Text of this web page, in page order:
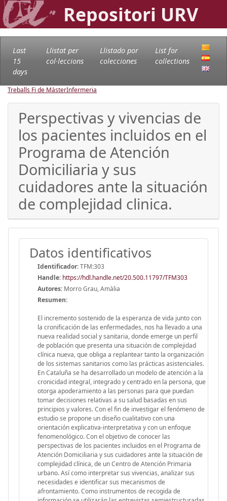
Repositori URV
Last
15
days
Llistat per
col·leccions
Llistado por
colecciones
List for
collections
Treballs Fi de MàsterInfermeria
Perspectivas y vivencias de
los pacientes incluidos en el
Programa de Atención
Domiciliaria y sus
cuidadores ante la situación
de complejidad clinica.
Datos identificativos
Identificador:TFM:303
Handle: https://hdl.handle.net/20.500.11797/TFM303
Autores: Morro Grau, Amàlia
Resumen:
El incremento sostenido de la esperanza de vida junto con
la cronificación de las enfermedades, nos ha llevado a una
nueva realidad social y sanitaria, donde emerge un perfil
de población que presenta una situación de complejidad
clínica nueva, que obliga a replantear tanto la organización
de los sistemas sanitarios como las prácticas asistenciales.
En Cataluña se ha desarrollado un modelo de atención a la
cronicidad integral, integrado y centrado en la persona, que
otorga apoderamiento a las personas para que puedan
tomar decisiones relativas a su salud basadas en sus
principios y valores. Con el fin de investigar el fenómeno de
estudio se propone un diseño cualitativo con una
orientación explicativa-interpretativa y con un enfoque
fenomenológico. Con el objetivo de conocer las
perspectivas de los pacientes incluidos en el Programa de
Atención Domiciliaria y sus cuidadores ante la situación de
complejidad clínica, de un Centro de Atención Primaria
urbano. Así como interpretar sus vivencias, analizar sus
necesidades e identificar sus mecanismos de
afrontamiento. Como instrumentos de recogida de